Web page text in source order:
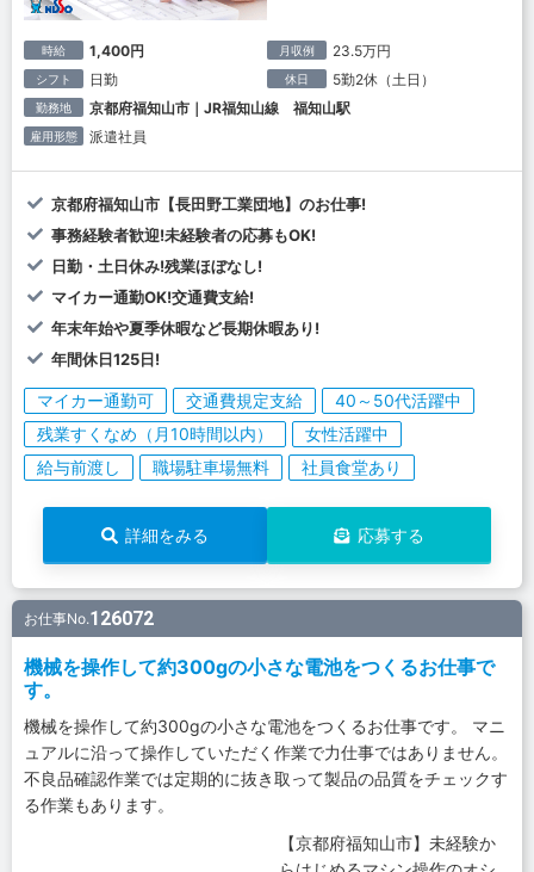
時給 1,400円 月収例 23.5万円
シフト 日勤 休日 5勤2休（土日）
勤務地 京都府福知山市｜JR福知山線 福知山駅
雇用形態 派遣社員
京都府福知山市【長田野工業団地】のお仕事!
事務経験者歓迎!未経験者の応募もOK!
日勤・土日休み!残業ほぼなし!
マイカー通勤OK!交通費支給!
年末年始や夏季休暇など長期休暇あり!
年間休日125日!
マイカー通勤可 交通費規定支給
40～50代活躍中
残業すくなめ（月10時間以内）
女性活躍中
給与前渡し
職場駐車場無料 社員食堂あり
詳細をみる 応募する
お仕事No.126072
機械を操作して約300gの小さな電池をつくるお仕事で
す。
機械を操作して約300gの小さな電池をつくるお仕事です。 マニ
ュアルに沿って操作していただく作業で力仕事ではありません。
不良品確認作業では定期的に抜き取って製品の品質をチェックす
る作業もあります。
【京都府福知山市】未経験か